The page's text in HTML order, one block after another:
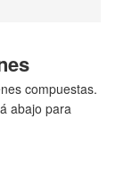
compuestas.
abajo para